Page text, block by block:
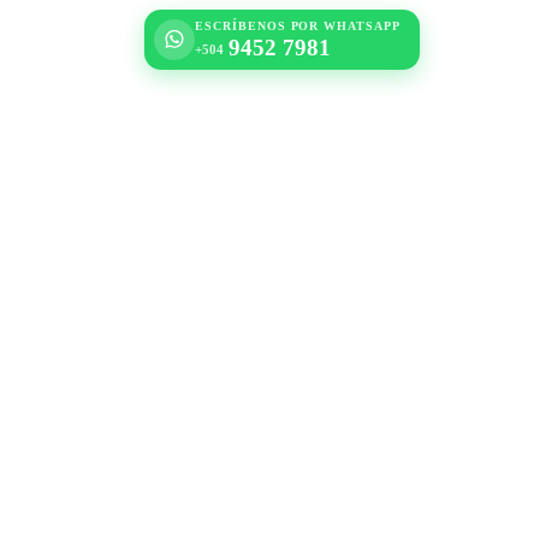
ESCRÍBENOS POR WHATSAPP
+504 9452 7981